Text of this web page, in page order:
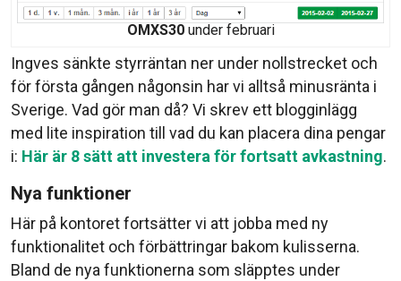
OMXS30under februari
Ingves sänkte styrräntan ner under nollstrecket och
för första gången någonsin har vi alltså minusränta i
Sverige. Vad gör man då? Vi skrev ett blogginlägg
med lite inspiration till vad du kan placera dina pengar
i: Här är 8 sätt att investera för fortsatt avkastning.
Nya funktioner
Här på kontoret fortsätter vi att jobba med ny
funktionalitet och förbättringar bakom kulisserna.
Bland de nya funktionerna som släpptes under